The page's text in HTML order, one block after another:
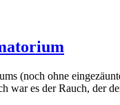
(noch ohne
war es der Rauch, der